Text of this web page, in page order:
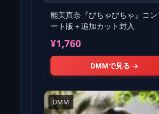
能美真奈『びちゃびちゃ』コン
ート版＋追加カット封入
¥1,760
DMMで見る →
DMM